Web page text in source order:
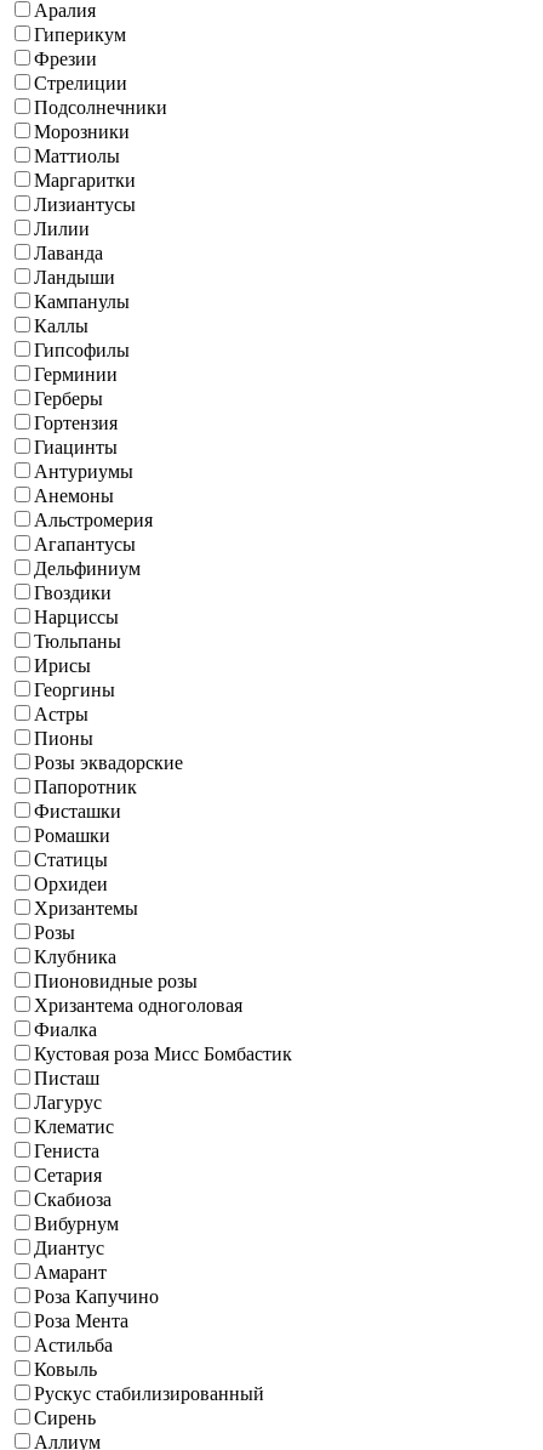
Аралия
Гиперикум
Фрезии
Стрелиции
Подсолнечники
Морозники
Маттиолы
Маргаритки
Лизиантусы
Лилии
Лаванда
Ландыши
Кампанулы
Каллы
Гипсофилы
Герминии
Герберы
Гортензия
Гиацинты
Антуриумы
Анемоны
Альстромерия
Агапантусы
Дельфиниум
Гвоздики
Нарциссы
Тюльпаны
Ирисы
Георгины
Астры
Пионы
Розы эквадорские
Папоротник
Фисташки
Ромашки
Статицы
Орхидеи
Хризантемы
Розы
Клубника
Пионовидные розы
Хризантема одноголовая
Фиалка
Кустовая роза Мисс Бомбастик
Писташ
Лагурус
Клематис
Гениста
Сетария
Скабиоза
Вибурнум
Диантус
Амарант
Роза Капучино
Роза Мента
Астильба
Ковыль
Рускус стабилизированный
Сирень
Аллиум